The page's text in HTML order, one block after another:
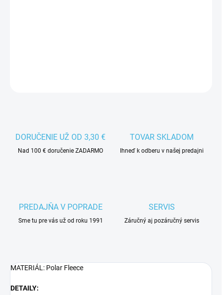
DORUČENIE UŽ OD 3,30 €
Nad 100 € doručenie ZADARMO
TOVAR SKLADOM
Ihneď k odberu v našej predajni
PREDAJŇA V POPRADE
Sme tu pre vás už od roku 1991
SERVIS
Záručný aj pozáručný servis
MATERIÁL: Polar Fleece
DETAILY: